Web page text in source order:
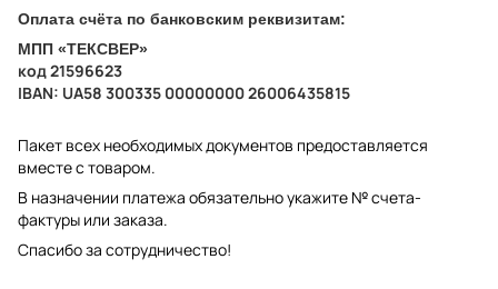
Оплата счёта по банковским реквизитам:
МПП «ТЕКСВЕР»
код 21596623
IBAN: UA58 300335 00000000 26006435815
Пакет всех необходимых документов предоставляется
вместе с товаром.
В назначении платежа обязательно укажите № счета-
фактуры или заказа.
Спасибо за сотрудничество!